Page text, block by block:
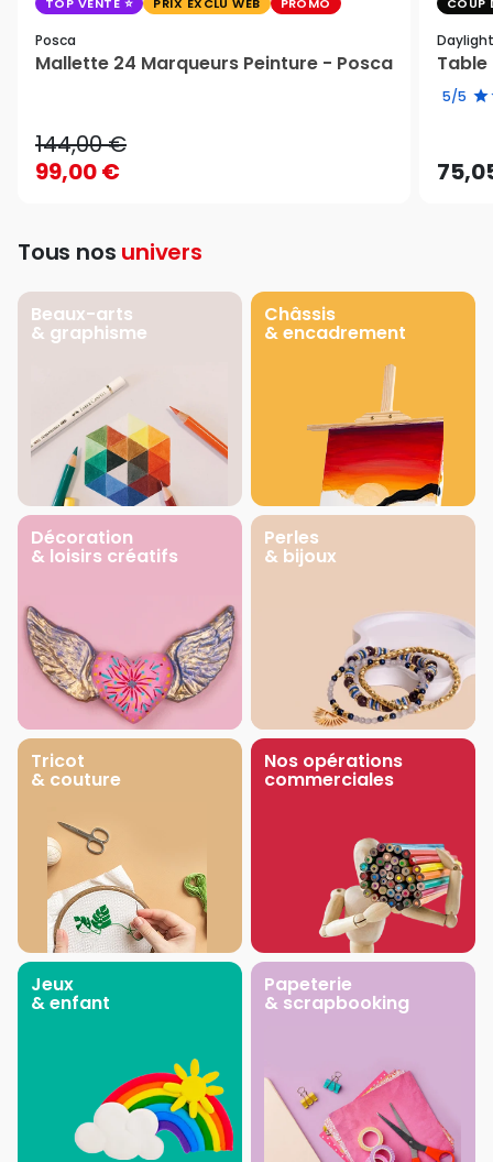
Posca
Mallette 24 Marqueurs Peinture - Posca
144,00 €
99,00 €
Daylight
Table
5/5
Tous nos univers
Beaux-arts
& graphisme
Châssis
& encadrement
Décoration
& loisirs créatifs
Perles
& bijoux
Tricot
& couture
Nos opérations
commerciales
Jeux
& enfant
Papeterie
& scrapbooking